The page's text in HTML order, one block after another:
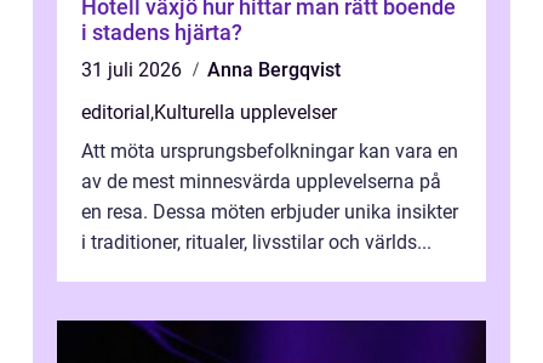
Hotell växjö hur hittar man rätt boende
i stadens hjärta?
31 juli 2026
Anna Bergqvist
editorial,Kulturella upplevelser
Att möta ursprungsbefolkningar kan vara en
av de mest minnesvärda upplevelserna på
en resa. Dessa möten erbjuder unika insikter
i traditioner, ritualer, livsstilar och världs...